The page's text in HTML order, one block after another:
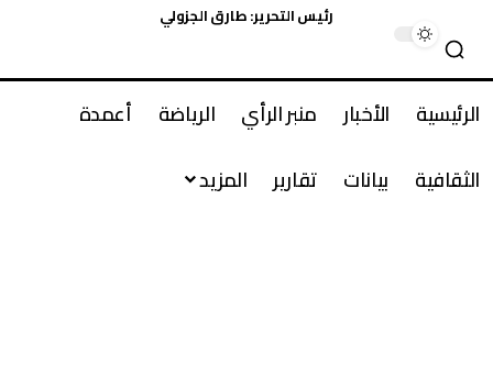
رئيس التحرير: طارق الجزولي
الرئيسية الأخبار منبر الرأي الرياضة
أعمدة
الثقافية
بيانات تقارير المزيد